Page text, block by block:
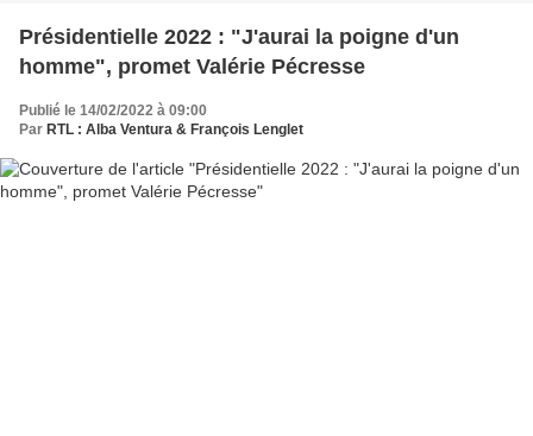
Présidentielle 2022 : "J'aurai la poigne d'un
homme", promet Valérie Pécresse
Publié le 14/02/2022 à 09:00
Par RTL : Alba Ventura & François Lenglet